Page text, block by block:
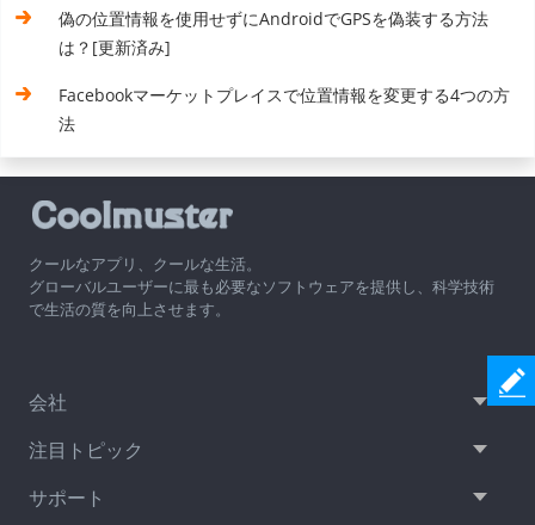
偽の位置情報を使用せずにAndroidでGPSを偽装する方法
は？[更新済み]
Facebookマーケットプレイスで位置情報を変更する4つの方
法
クールなアプリ、クールな生活。
グローバルユーザーに最も必要なソフトウェアを提供し、科学技術
で生活の質を向上させます。
会社
注目トピック
サポート